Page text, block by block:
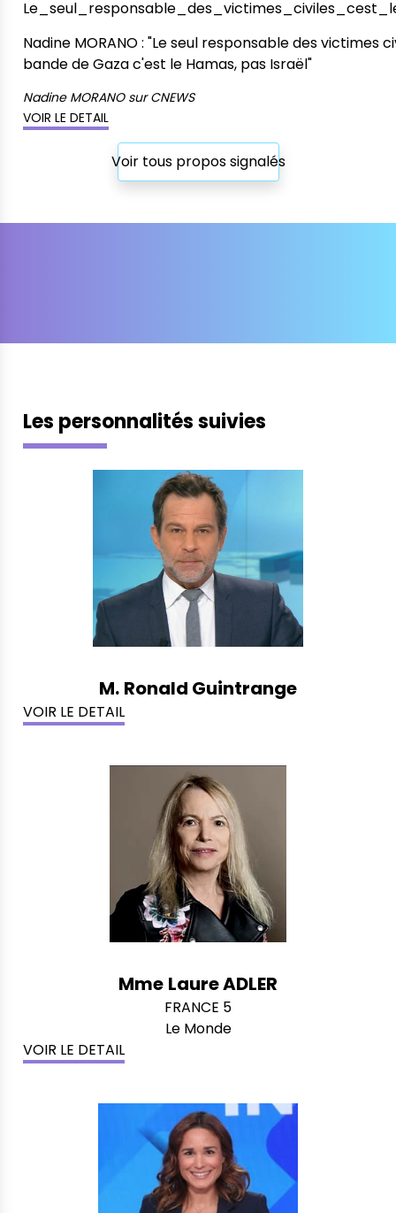
Nadine MORANO : "Le seul responsable des victimes
bande de Gaza c'est le Hamas, pas Israël"
Nadine MORANOsurCNEWS
VOIR LE DETAIL
Voir tous propos signalés
Les personnalités suivies
M. Ronald Guintrange
VOIR LE DETAIL
Mme Laure ADLER
FRANCE 5
Le Monde
VOIR LE DETAIL